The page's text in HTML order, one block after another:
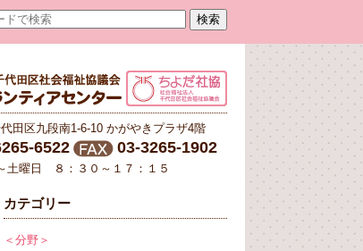
田区九段南1-6-10 かがやきプラザ4階
6522 03-3265-1902
土曜日 ８：３０～１７：１５
カテゴリー
＜分野＞